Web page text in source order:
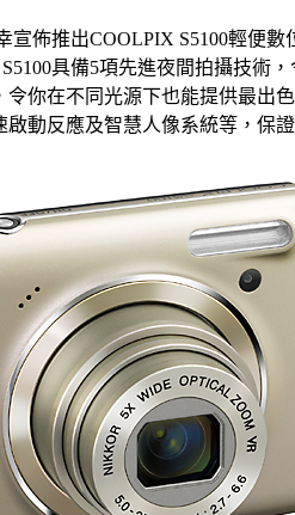
宣佈推出COOLPIX S5100輕便
具備5項先進夜間拍攝技術
你在不同光源下也能提供最出
動反應及智慧人像系統等，保